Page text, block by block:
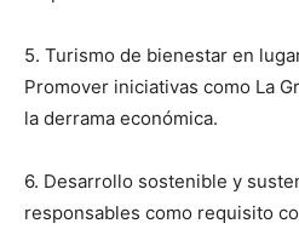
5. Turismo de bienestar en
Promover iniciativas como La
la derrama económica.
6. Desarrollo sostenible y
responsables como requisito